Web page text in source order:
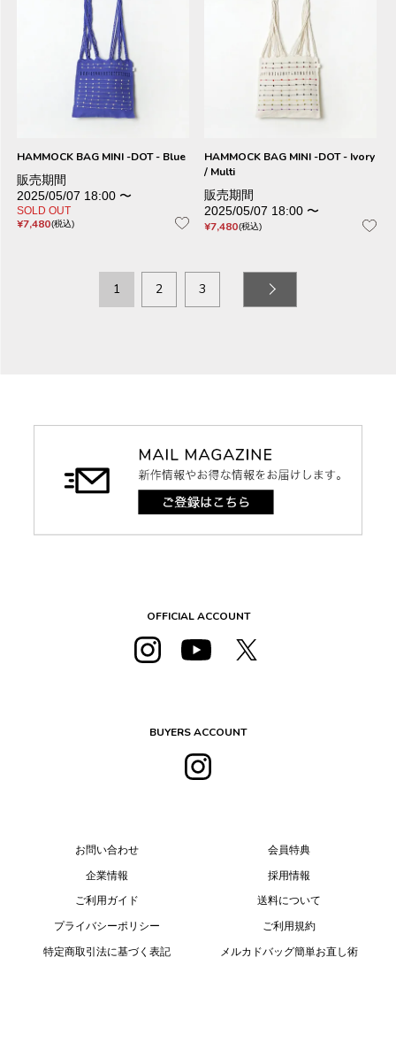
HAMMOCK BAG MINI -DOT - Blue
販売期間
2025/05/07 18:00 〜
SOLD OUT
¥7,480 税込
HAMMOCK BAG MINI -DOT - Ivory
/ Multi
販売期間
2025/05/07 18:00 〜
¥7,480 税込
1 2 3
OFFICIAL ACCOUNT
BUYERS ACCOUNT
お問い合わせ
企業情報
ご利用ガイド
プライバシーポリシー
特定商取引法に基づく表記
会員特典
採用情報
送料について
ご利用規約
メルカドバッグ簡単お直し術